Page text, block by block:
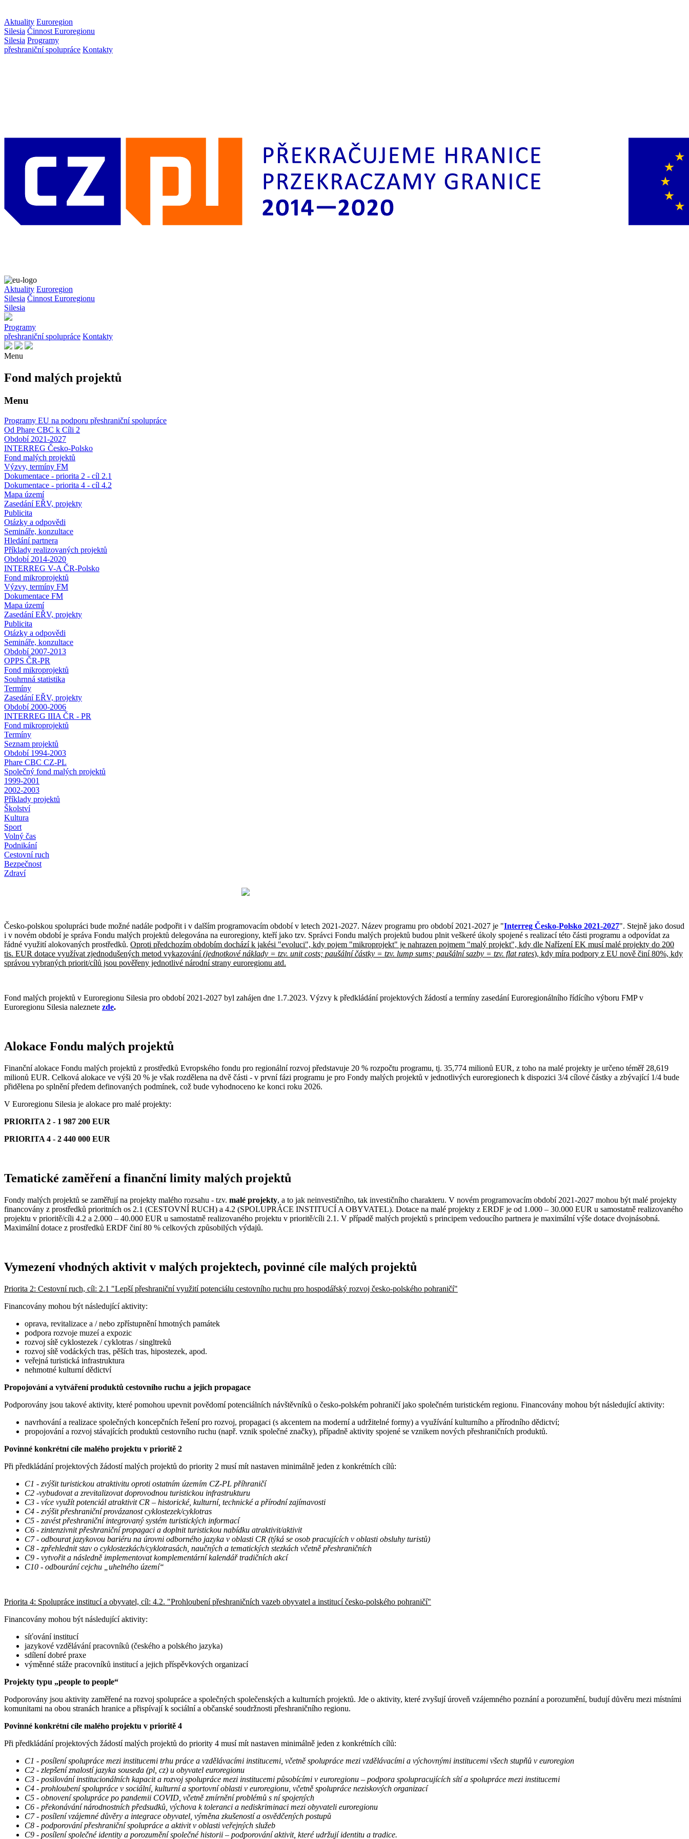
Aktuality Euroregion
Silesia Činnost Euroregionu
Silesia Programy
přeshraniční spolupráce Kontakty
Aktuality Euroregion
Silesia Činnost Euroregionu
Silesia
Programy
přeshraniční spolupráce Kontakty
Menu
Fond malých projektů
Menu
Programy EU na podporu přeshraniční spolupráce
Od Phare CBC k Cíli 2
Období 2021-2027
INTERREG Česko-Polsko
Fond malých projektů
Výzvy, termíny FM
Dokumentace - priorita 2 - cíl 2.1
Dokumentace - priorita 4 - cíl 4.2
Mapa území
Zasedání EŘV, projekty
Publicita
Otázky a odpovědi
Semináře, konzultace
Hledání partnera
Příklady realizovaných projektů
Období 2014-2020
INTERREG V-A ČR-Polsko
Fond mikroprojektů
Výzvy, termíny FM
Dokumentace FM
Mapa území
Zasedání EŘV, projekty
Publicita
Otázky a odpovědi
Semináře, konzultace
Období 2007-2013
OPPS ČR-PR
Fond mikroprojektů
Souhrnná statistika
Termíny
Zasedání EŘV, projekty
Období 2000-2006
INTERREG IIIA ČR - PR
Fond mikroprojektů
Termíny
Seznam projektů
Období 1994-2003
Phare CBC CZ-PL
Společný fond malých projektů
1999-2001
2002-2003
Příklady projektů
Školství
Kultura
Sport
Volný čas
Podnikání
Cestovní ruch
Bezpečnost
Zdraví
Česko-polskou spolupráci bude možné nadále podpořit i v dalším programovacím období v letech 2021-2027. Název programu pro období 2021-2027 je "Interreg Česko-Polsko 2021-2027". Stejně jako dosud
i v novém období je správa Fondu malých projektů delegována na euroregiony, kteří jako tzv. Správci Fondu malých projektů budou plnit veškeré úkoly spojené s realizací této části programu a odpovídat za
řádné využití alokovaných prostředků. Oproti předchozím obdobím dochází k jakési "evoluci", kdy pojem "mikroprojekt" je nahrazen pojmem "malý projekt", kdy dle Nařízení EK musí malé projekty do 200
tis. EUR dotace využívat zjednodušených metod vykazování(jednotkové náklady = tzv. unit costs; paušální částky = tzv. lump sums; paušální sazby = tzv. flat rates), kdy míra podpory z EU nově činí 80%, kdy
správou vybraných priorit/cílů jsou pověřeny jednotlivé národní strany euroregionu atd.
F‍ond malých projektů v Euroregionu Silesia pro období 2021-2027 byl zahájen dne 1.7.2023. Výzvy k předkládání projektových žádostí a termíny zasedání Euroregionálního řídícího výboru FMP v
Euroregionu Silesia naleznete zde.
Alokace Fondu malých projektů
Finanční alokace Fondu malých projektů z prostředků Evropského fondu pro regionální rozvoj představuje 20 % rozpočtu programu, tj. 35,774 milionů EUR, z toho na malé projekty je určeno téměř 28,619
milionů EUR. Celková alokace ve výši 20 % je však rozdělena na dvě části - v první fázi programu je pro Fondy malých projektů v jednotlivých euroregionech k dispozici 3/4 cílové částky a zbývající 1/4 bude
přidělena po splnění předem definovaných podmínek, což bude vyhodnoceno ke konci roku 2026.
V Euroregionu Silesia je alokace pro malé projekty:
PRIORITA 2 - 1 987 200 EUR
PRIORITA 4 - 2 440 000 EUR
Tematické zaměření a finanční limity malých projektů
Fondy malých projektů se zaměřují na projekty malého rozsahu - tzv. malé projekty, a to jak neinvestičního, tak investičního charakteru. V novém programovacím období 2021-2027 mohou být malé projekty
financovány z prostředků prioritních os 2.1 (CESTOVNÍ RUCH) a 4.2 (SPOLUPRÁCE INSTITUCÍ A OBYVATEL). Dotace na malé projekty z ERDF je od 1.000 – 30.000 EUR u samostatně realizovaného
projektu v prioritě/cíli 4.2 a 2.000 – 40.000 EUR u samostatně realizovaného projektu v prioritě/cíli 2.1. V případě malých projektů s principem vedoucího partnera je maximální výše dotace dvojnásobná.
Maximální dotace z prostředků ERDF činí 80 % celkových způsobilých výdajů.
Vymezení vhodných aktivit v malých projektech, povinné cíle malých projektů
Priorita 2: Cestovní ruch, cíl: 2.1 "Lepší přeshraniční využití potenciálu cestovního ruchu pro hospodářský rozvoj česko-polského pohraničí"
Financovány mohou být následující aktivity:
oprava, revitalizace a / nebo zpřístupnění hmotných památek
podpora rozvoje muzeí a expozic
rozvoj sítě cyklostezek / cyklotras / singltreků
rozvoj sítě vodáckých tras, pěších tras, hipostezek, apod.
veřejná turistická infrastruktura
nehmotné kulturní dědictví
Propojování a vytváření produktů cestovního ruchu a jejich propagace
Podporovány jsou takové aktivity, které pomohou upevnit povědomí potenciálních návštěvníků o česko-polském pohraničí jako společném turistickém regionu. Financovány mohou být následující aktivity:
navrhování a realizace společných koncepčních řešení pro rozvoj, propagaci (s akcentem na moderní a udržitelné formy) a využívání kulturního a přírodního dědictví;
propojování a rozvoj stávajících produktů cestovního ruchu (např. vznik společné značky), případně aktivity spojené se vznikem nových přeshraničních produktů.
Povinné konkrétní cíle malého projektu v prioritě 2
Při předkládání projektových žádostí malých projektů do priority 2 musí mít nastaven minimálně jeden z konkrétních cílů:
C1 - zvýšit turistickou atraktivitu oproti ostatním územím CZ-PL příhraničí
C2 -vybudovat a zrevitalizovat doprovodnou turistickou infrastrukturu
C3 - více využít potenciál atraktivit CR – historické, kulturní, technické a přírodní zajímavosti
C4 - zvýšit přeshraniční provázanost cyklostezek/cyklotras
C5 - zavést přeshraniční integrovaný systém turistických informací
C6 - zintenzivnit přeshraniční propagaci a doplnit turistickou nabídku atraktivit/aktivit
C7 - odbourat jazykovou bariéru na úrovni odborného jazyka v oblasti CR (týká se osob pracujících v oblasti obsluhy turistů)
C8 - zpřehlednit stav o cyklostezkách/cyklotrasách, naučných a tematických stezkách včetně přeshraničních
C9 - vytvořit a následně implementovat komplementární kalendář tradičních akcí
C10 - odbourání cejchu „uhelného území“
Priorita 4: Spolupráce institucí a obyvatel, cíl: 4.2. "Prohloubení přeshraničních vazeb obyvatel a institucí česko-polského pohraničí"
Financovány mohou být následující aktivity:
síťování institucí
jazykové vzdělávání pracovníků (českého a polského jazyka)
sdílení dobré praxe
výměnné stáže pracovníků institucí a jejich příspěvkových organizací
Projekty typu „people to people“
Podporovány jsou aktivity zaměřené na rozvoj spolupráce a společných společenských a kulturních projektů. Jde o aktivity, které zvyšují úroveň vzájemného poznání a porozumění, budují důvěru mezi místními
komunitami na obou stranách hranice a přispívají k sociální a občanské soudržnosti přeshraničního regionu.‍
Povinné konkrétní cíle malého projektu v prioritě 4
Při předkládání projektových žádostí malých projektů do priority 4 musí mít nastaven minimálně jeden z konkrétních cílů:
C1 - posílení spolupráce mezi institucemi trhu práce a vzdělávacími institucemi, včetně spolupráce mezi vzdělávacími a výchovnými institucemi všech stupňů v euroregion
C2 - zlepšení znalostí jazyka souseda (pl, cz) u obyvatel euroregionu
C3 - posilování institucionálních kapacit a rozvoj spolupráce mezi institucemi působícími v euroregionu – podpora spolupracujících sítí a spolupráce mezi institucemi
C4 - prohloubení spolupráce v sociální, kulturní a sportovní oblasti v euroregionu, včetně spolupráce neziskových organizací
C5 - obnovení spolupráce po pandemii COVID, včetně zmírnění problémů s ní spojených
C6 - překonávání národnostních předsudků, výchova k toleranci a nediskriminaci mezi obyvateli euroregionu
C7 - posílení vzájemné důvěry a integrace obyvatel, výměna zkušeností a osvědčených postupů
C8 - podporování přeshraniční spolupráce a aktivit v oblasti veřejných služeb
C9 - posílení společné identity a porozumění společné historii – podporování aktivit, které udržují identitu a tradice.